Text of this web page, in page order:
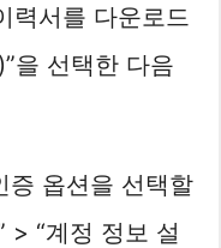
력서를 다운로드
을 선택한 다음
증 옵션을 선택할
> “계정 정보 설